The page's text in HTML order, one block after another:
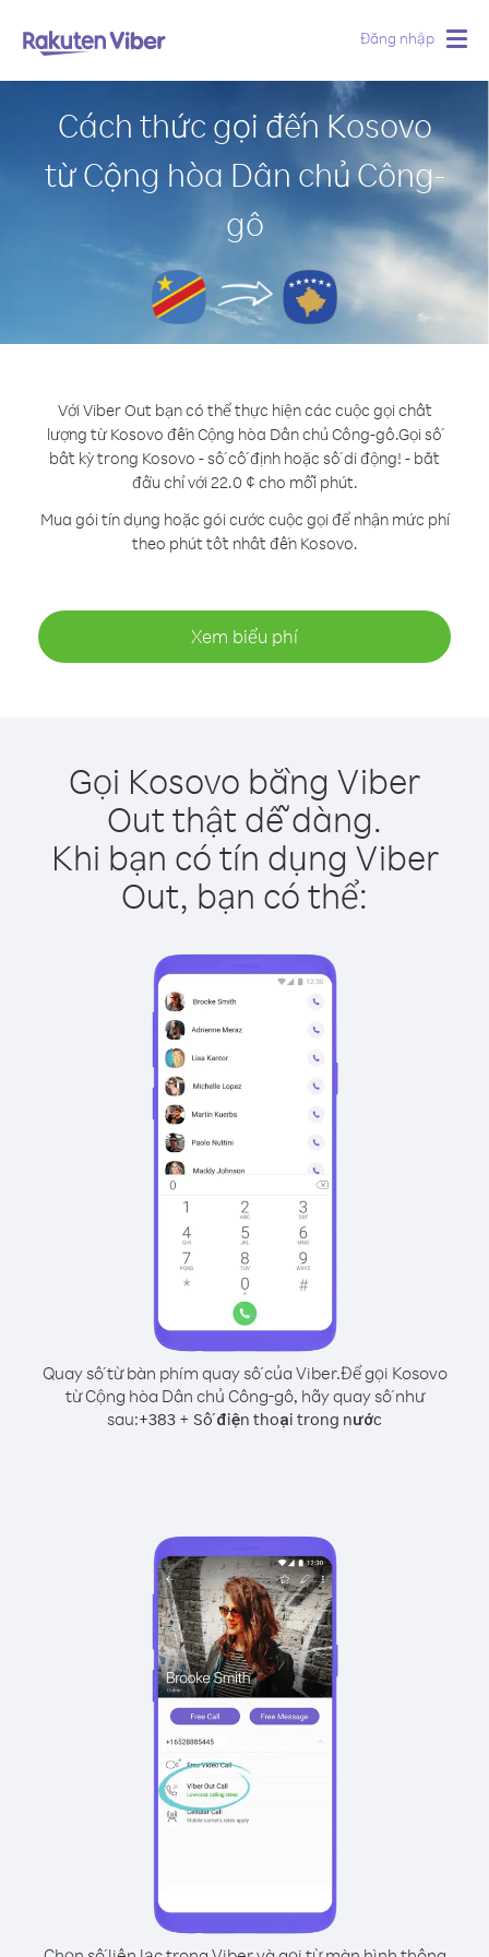
Đăng nhập
Cách thức gọi đến Kosovo
từ Cộng hòa Dân chủ Công-
gô
Với Viber Out bạn có thể thực hiện các cuộc gọi chất
lượng từ Kosovo đến Cộng hòa Dân chủ Công-gô.Gọi số
bất kỳ trong Kosovo - số cố định hoặc số di động! - bắt
đầu chỉ với 22.0 ¢ cho mỗi phút.
Mua gói tín dụng hoặc gói cước cuộc gọi để nhận mức phí
theo phút tốt nhất đến Kosovo.
Xem biểu phí
Gọi Kosovo bằng Viber
Out thật dễ dàng.
Khi bạn có tín dụng Viber
Out, bạn có thể:
Quay số từ bàn phím quay số của Viber.Để gọi Kosovo
từ Cộng hòa Dân chủ Công-gô, hãy quay số như
sau:+383 + Số điện thoại trong nước